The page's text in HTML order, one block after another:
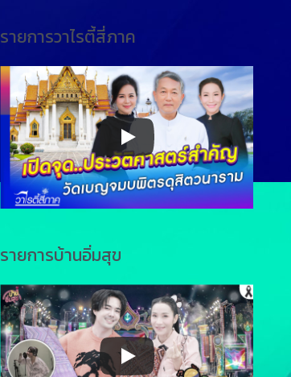
รายการวาไรตี้สี่ภาค
รายการบ้านอิ่มสุข